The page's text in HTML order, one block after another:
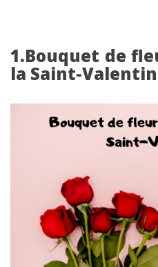
1.Bouquet de
la Saint-Valentin